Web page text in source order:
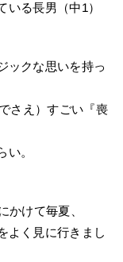
る長男（中1）
ックな思いを持っ
さえ）すごい『喪
い。
かけて毎夏、
よく見に行きまし